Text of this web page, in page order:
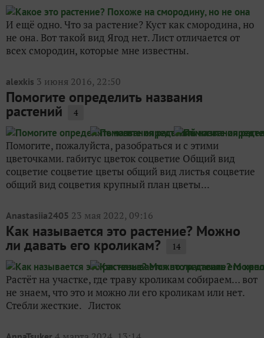
И ещё одно. Что за растение? Куст как смородина, но
не она. Вот такой вид Ягод нет. Лист отличается от
всех смородин, которые мне известны.
alexkis 3 июня 2016, 22:50
Помогите определить названия
растений 4
Помогите, пожалуйста, разобраться и с этими
цветочками. габитус цветок соцветие Общий вид
соцветие соцветие цветы общий вид листья соцветие
общий вид соцветия крупный план цветы...
Anastasiia2405 23 мая 2022, 09:16
Как называется это растение? Можно
ли давать его кроликам? 14
Растёт на участке, где траву кроликам собираем… вот
не знаем, что это и можно ли его кроликам или нет.
Стебли жесткие. Листок